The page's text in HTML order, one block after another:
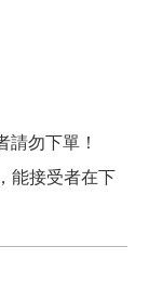
勿下單！
能接受者在下